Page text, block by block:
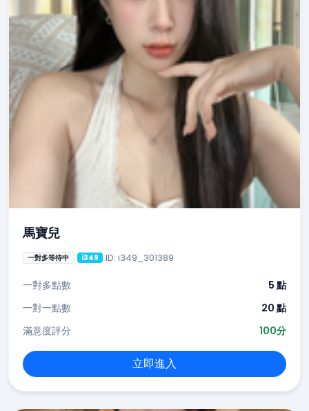
馬寶兒
一對多等待中 i349 ID: i349_301389
一對多點數
5 點
一對一點數
20 點
滿意度評分
100分
立即進入